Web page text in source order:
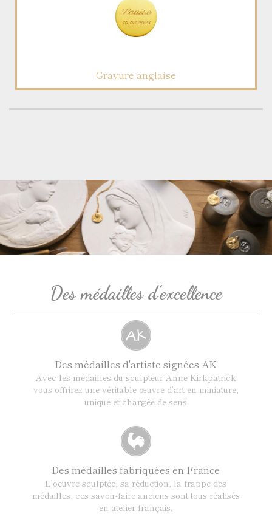
Gravure anglaise
Des médailles d'excellence
Des médailles d'artiste signées AK
Avec les médailles du sculpteur Anne Kirkpatrick
vous offrirez une véritable œuvre d’art en miniature,
unique et chargée de sens
Des médailles fabriquées en France
L’oeuvre sculptée, sa réduction, la frappe des
médailles, ces savoir-faire anciens sont tous réalisés
en atelier français.